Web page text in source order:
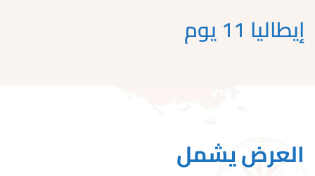
إيطاليا 11 يوم
العرض يشمل